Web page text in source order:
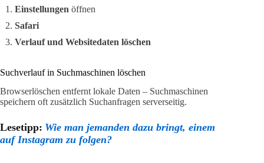
Einstellungen öffnen
Safari
Verlauf und Websitedaten löschen
Suchverlauf in Suchmaschinen löschen
Browserlöschen entfernt lokale Daten – Suchmaschinen
speichern oft zusätzlich Suchanfragen serverseitig.
Lesetipp: Wie man jemanden dazu bringt, einem
auf Instagram zu folgen?